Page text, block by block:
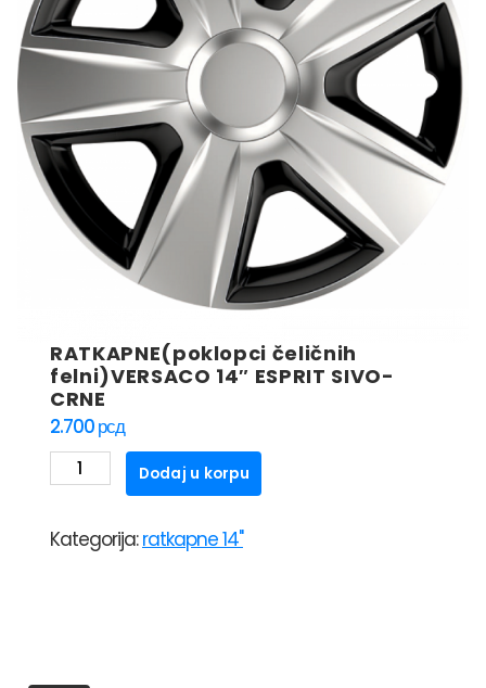
RATKAPNE(poklopci čeličnih
felni)VERSACO 14″ ESPRIT SIVO-
CRNE
2.700рсд
RATKAPNE(poklopci
čeličnih
14"
Dodaj u korpu
Kategorija:ratkapne 14"